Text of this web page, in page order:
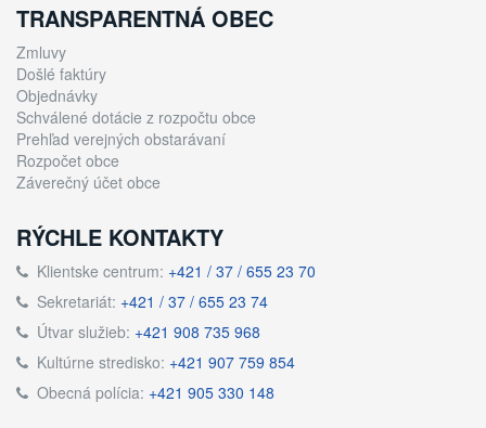
TRANSPARENTNÁ OBEC
Zmluvy
Došlé faktúry
Objednávky
Schválené dotácie z rozpočtu obce
Prehľad verejných obstarávaní
Rozpočet obce
Záverečný účet obce
RÝCHLE KONTAKTY
Klientske centrum: +421 / 37 / 655 23 70
Sekretariát: +421 / 37 / 655 23 74
Útvar služieb: +421 908 735 968
Kultúrne stredisko: +421 907 759 854
Obecná polícia: +421 905 330 148